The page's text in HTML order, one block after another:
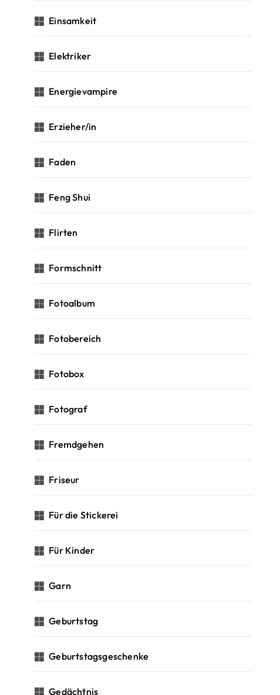
Einsamkeit
Elektriker
Energievampire
Erzieher/in
Faden
Feng Shui
Flirten
Formschnitt
Fotoalbum
Fotobereich
Fotobox
Fotograf
Fremdgehen
Friseur
Für die Stickerei
Für Kinder
Garn
Geburtstag
Geburtstagsgeschenke
Gedächtnis